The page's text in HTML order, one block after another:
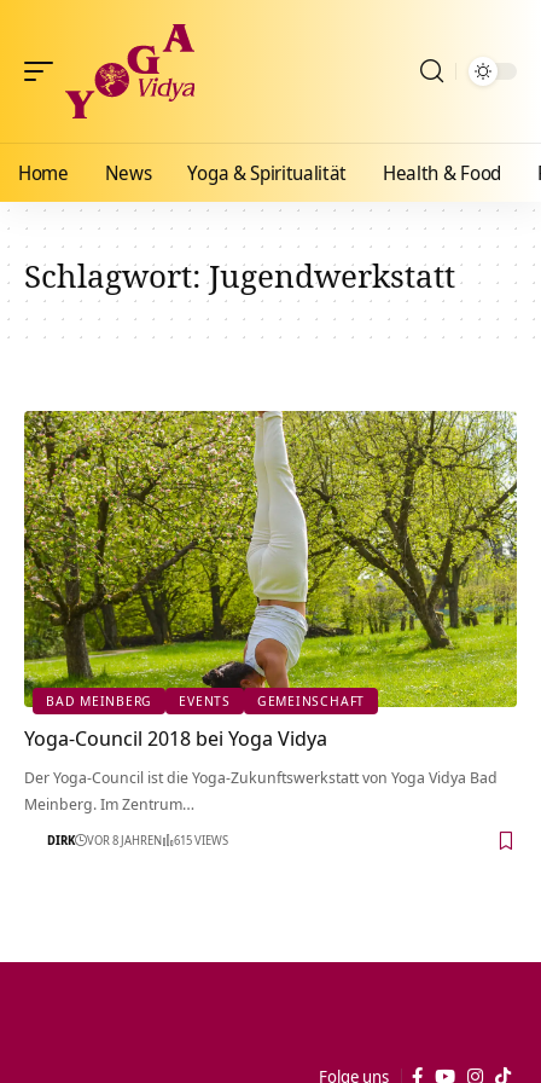
Home News Yoga & Spiritualität Health & Food
Schlagwort:Jugendwerkstatt
BAD MEINBERG EVENTS GEMEINSCHAFT
Yoga-Council 2018 bei Yoga Vidya
Der Yoga-Council ist die Yoga-Zukunftswerkstatt von Yoga Vidya Bad
Meinberg. Im Zentrum…
DIRK VOR 8 JAHREN 615 VIEWS
Folge uns